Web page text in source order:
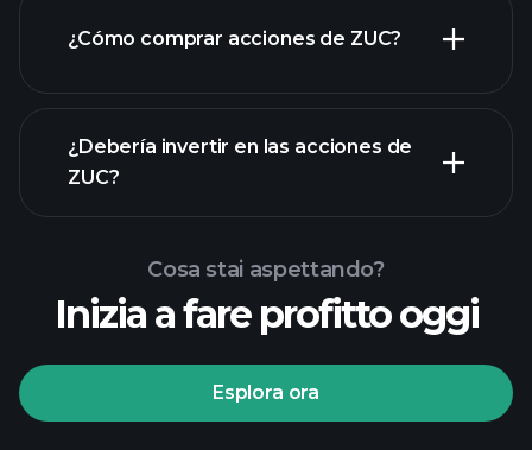
rapporti finanziari
¿Cómo comprar acciones de ZUC?
torneos Playtrade
bróker recomendado
¿Debería invertir en las acciones de
ZUC?
Cosa stai aspettando?
Inizia a fare profitto oggi
Esplora ora